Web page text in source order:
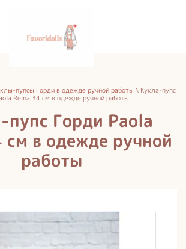
пупсы Горди в одежде ручной работы \ Кукла-пупс
Reina 34 см в одежде ручной работы
пупс Горди Paola
см в одежде ручной
работы